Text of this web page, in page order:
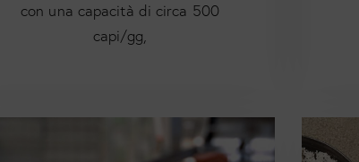
con una capacità di circa 500
capi/gg,